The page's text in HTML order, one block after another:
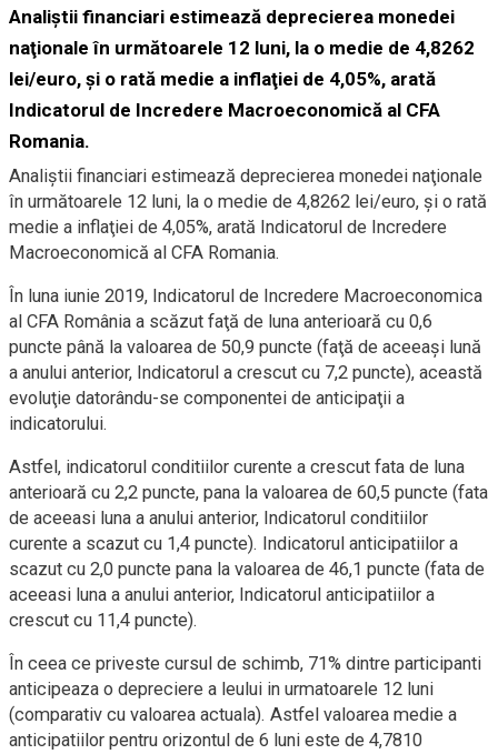
Analiştii financiari estimează deprecierea monedei
naţionale în următoarele 12 luni, la o medie de 4,8262
lei/euro, şi o rată medie a inflaţiei de 4,05%, arată
Indicatorul de Incredere Macroeconomică al CFA
Romania.
Analiştii financiari estimează deprecierea monedei naţionale
în următoarele 12 luni, la o medie de 4,8262 lei/euro, şi o rată
medie a inflaţiei de 4,05%, arată Indicatorul de Incredere
Macroeconomică al CFA Romania.
În luna iunie 2019, Indicatorul de Incredere Macroeconomica
al CFA România a scăzut faţă de luna anterioară cu 0,6
puncte până la valoarea de 50,9 puncte (faţă de aceeaşi lună
a anului anterior, Indicatorul a crescut cu 7,2 puncte), această
evoluţie datorându-se componentei de anticipaţii a
indicatorului.
Astfel, indicatorul conditiilor curente a crescut fata de luna
anterioară cu 2,2 puncte, pana la valoarea de 60,5 puncte (fata
de aceeasi luna a anului anterior, Indicatorul conditiilor
curente a scazut cu 1,4 puncte). Indicatorul anticipatiilor a
scazut cu 2,0 puncte pana la valoarea de 46,1 puncte (fata de
aceeasi luna a anului anterior, Indicatorul anticipatiilor a
crescut cu 11,4 puncte).
În ceea ce priveste cursul de schimb, 71% dintre participanti
anticipeaza o depreciere a leului in urmatoarele 12 luni
(comparativ cu valoarea actuala). Astfel valoarea medie a
anticipatiilor pentru orizontul de 6 luni este de 4,7810